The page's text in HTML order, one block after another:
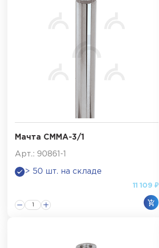
Мачта СММА-3/1
Арт.: 90861-1
> 50 шт. на складе
11 109 ₽